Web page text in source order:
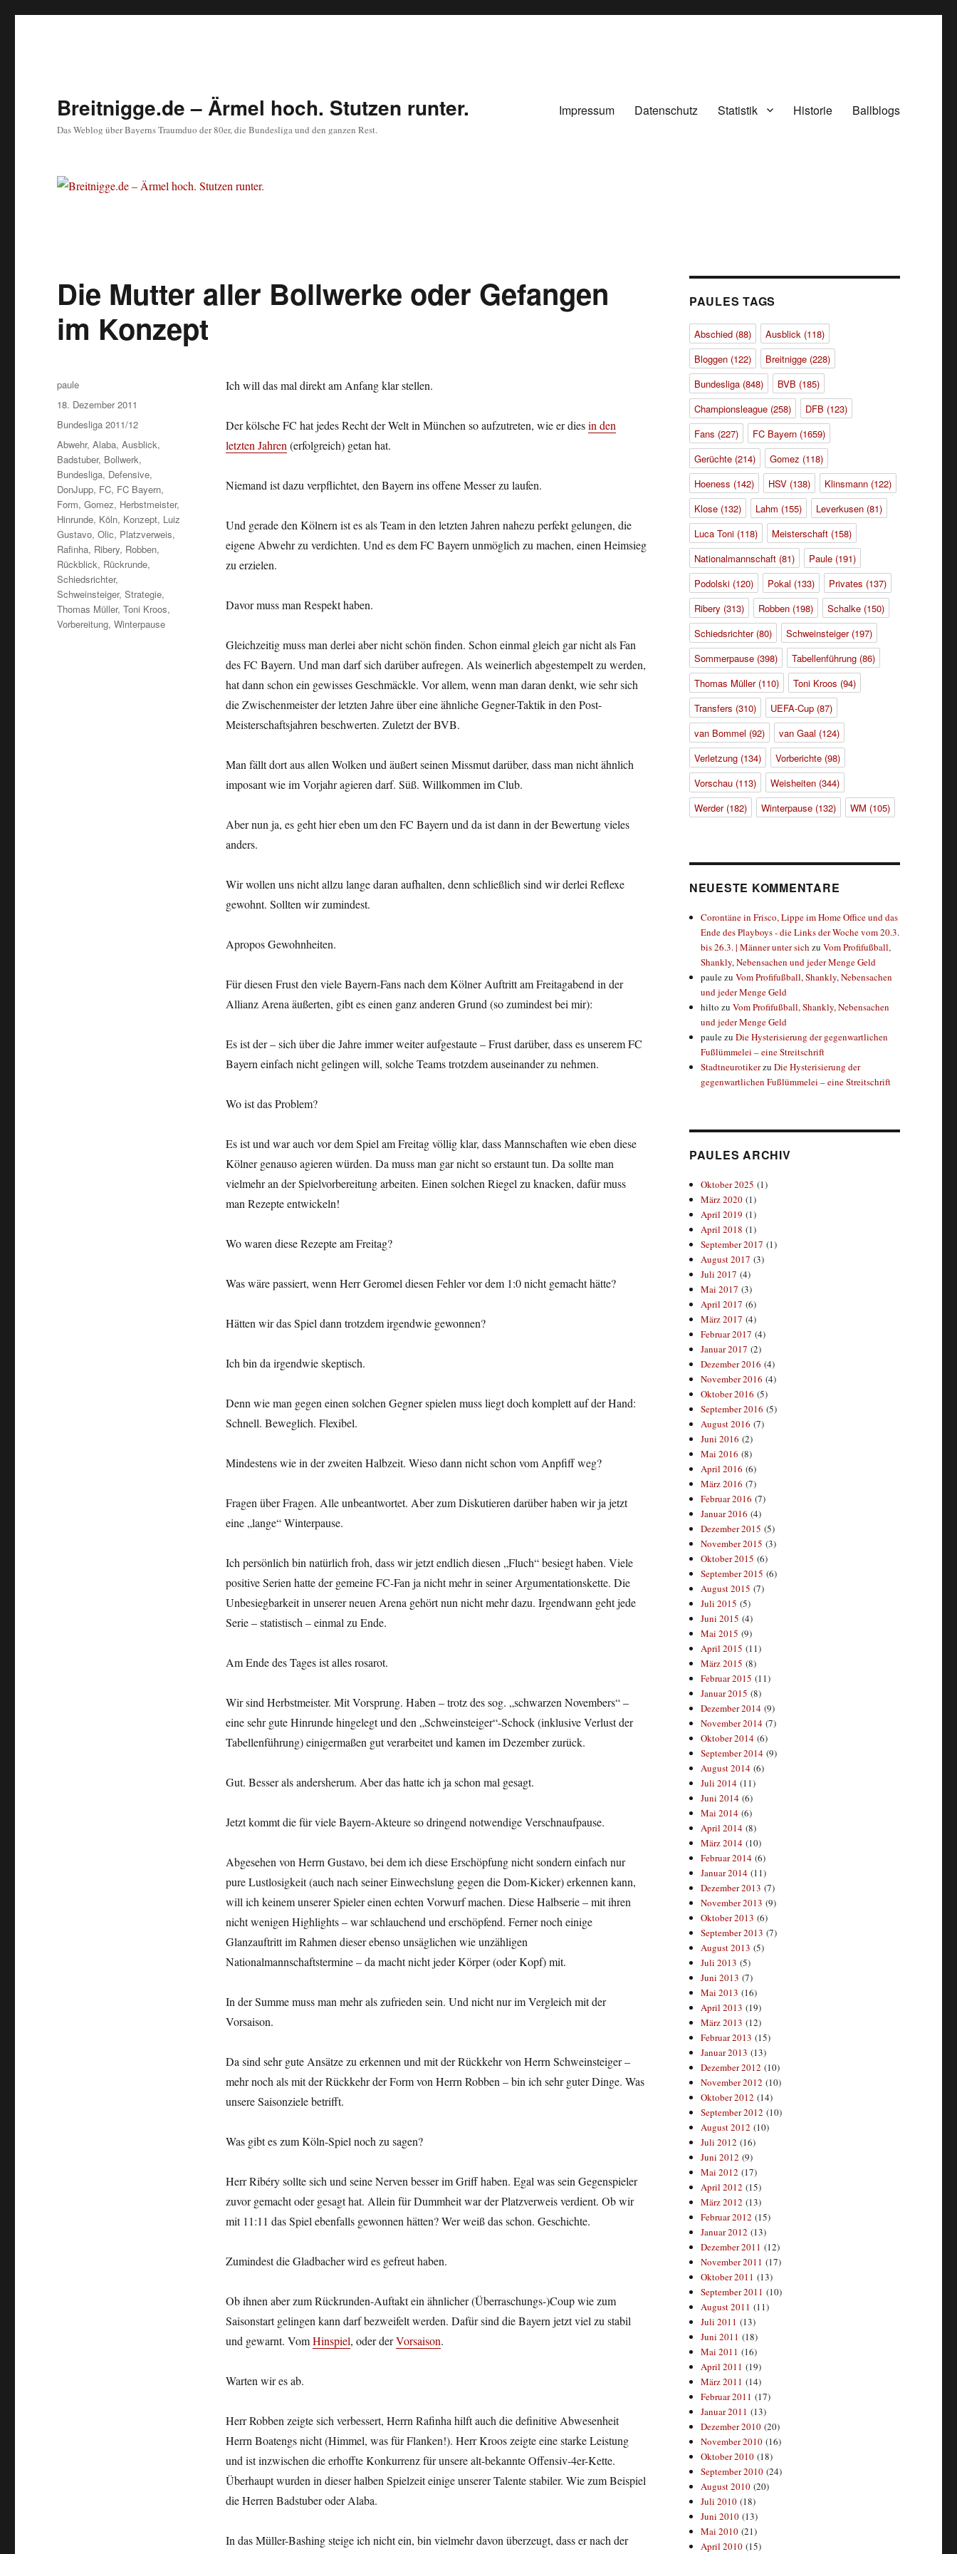
Breitnigge.de – Ärmel hoch. Stutzen runter.
Das Weblog über Bayerns Traumduo der 80er, die Bundesliga und den ganzen Rest.
Impressum Datenschutz Statistik Historie Ballblogs
Die Mutter aller Bollwerke oder Gefangen
im Konzept
Ich will das mal direkt am Anfang klar stellen.
Der kölsche FC hat jedes Recht der Welt in München so aufzutreten, wie er diesin den
letzten Jahren(erfolgreich) getan hat.
Niemand ist dazu verpflichtet, den Bayern ins offene Messer zu laufen.
Und gerade den Kölnern ist es als Team in den letzten Jahren nahezu perfekt gelungen, die
eigene Abwehr zu verdichten. Und es dem FC Bayern unmöglich zu machen, einen Heimsieg
zu erzielen.
Davor muss man Respekt haben.
Gleichzeitig muss man derlei aber nicht schön finden. Schon einmal gleich gar nicht als Fan
des FC Bayern. Und man darf sich darüber aufregen. Als weinerlich abgestempelt zu werden,
hat dann schon ein gewisses Geschmäckle. Vor allem, wenn man daran denkt, wie sehr sich
die Zwischenmeister der letzten Jahre über eine ähnliche Gegner-Taktik in den Post-
Meisterschaftsjahren beschwerten. Zuletzt der BVB.
Man fällt dort aus allen Wolken und äußert seinen Missmut darüber, dass man nicht ähnlich
imposant wie im Vorjahr agieren darf. Süß. Willkommen im Club.
Aber nun ja, es geht hier eben um den FC Bayern und da ist dann in der Bewertung vieles
anders.
Wir wollen uns nicht allzu lange daran aufhalten, denn schließlich sind wir derlei Reflexe
gewohnt. Sollten wir zumindest.
Apropos Gewohnheiten.
Für diesen Frust den viele Bayern-Fans nach dem Kölner Auftritt am Freitagabend in der
Allianz Arena äußerten, gibt es einen ganz anderen Grund (so zumindest bei mir):
Es ist der – sich über die Jahre immer weiter aufgestaute – Frust darüber, dass es unserem FC
Bayern einfach nicht gelingen will, solche Teams trotzdem auseinander zu nehmen.
Wo ist das Problem?
Es ist und war auch vor dem Spiel am Freitag völlig klar, dass Mannschaften wie eben diese
Kölner genauso agieren würden. Da muss man gar nicht so erstaunt tun. Da sollte man
vielmehr an der Spielvorbereitung arbeiten. Einen solchen Riegel zu knacken, dafür muss
man Rezepte entwickeln!
Wo waren diese Rezepte am Freitag?
Was wäre passiert, wenn Herr Geromel diesen Fehler vor dem 1:0 nicht gemacht hätte?
Hätten wir das Spiel dann trotzdem irgendwie gewonnen?
Ich bin da irgendwie skeptisch.
Denn wie man gegen einen solchen Gegner spielen muss liegt doch komplett auf der Hand:
Schnell. Beweglich. Flexibel.
Mindestens wie in der zweiten Halbzeit. Wieso dann nicht schon vom Anpfiff weg?
Fragen über Fragen. Alle unbeantwortet. Aber zum Diskutieren darüber haben wir ja jetzt
eine „lange“ Winterpause.
Ich persönlich bin natürlich froh, dass wir jetzt endlich diesen „Fluch“ besiegt haben. Viele
positive Serien hatte der gemeine FC-Fan ja nicht mehr in seiner Argumentationskette. Die
Unbesiegbarkeit in unserer neuen Arena gehört nun nicht mehr dazu. Irgendwann geht jede
Serie – statistisch – einmal zu Ende.
Am Ende des Tages ist alles rosarot.
Wir sind Herbstmeister. Mit Vorsprung. Haben – trotz des sog. „schwarzen Novembers“ –
eine sehr gute Hinrunde hingelegt und den „Schweinsteiger“-Schock (inklusive Verlust der
Tabellenführung) einigermaßen gut verarbeitet und kamen im Dezember zurück.
Gut. Besser als andersherum. Aber das hatte ich ja schon mal gesagt.
Jetzt kommt die für viele Bayern-Akteure so dringend notwendige Verschnaufpause.
Abgesehen von Herrn Gustavo, bei dem ich diese Erschöpfung nicht sondern einfach nur
pure Lustlosigkeit (auch nach seiner Einwechslung gegen die Dom-Kicker) erkennen kann,
will ich keinem unserer Spieler einen echten Vorwurf machen. Diese Halbserie – mit ihren
nicht wenigen Highlights – war schlauchend und erschöpfend. Ferner noch einige
Glanzauftritt im Rahmen dieser ebenso unsäglichen wie unzähligen
Nationalmannschaftstermine – da macht nicht jeder Körper (oder Kopf) mit.
In der Summe muss man mehr als zufrieden sein. Und nicht nur im Vergleich mit der
Vorsaison.
Da sind sehr gute Ansätze zu erkennen und mit der Rückkehr von Herrn Schweinsteiger –
mehr noch als mit der Rückkehr der Form von Herrn Robben – bin ich sehr guter Dinge. Was
unsere Saisonziele betrifft.
Was gibt es zum Köln-Spiel noch zu sagen?
Herr Ribéry sollte sich und seine Nerven besser im Griff haben. Egal was sein Gegenspieler
zuvor gemacht oder gesagt hat. Allein für Dummheit war der Platzverweis verdient. Ob wir
mit 11:11 das Spiel ebenfalls gewonnen hätten? Wer weiß das schon. Geschichte.
Zumindest die Gladbacher wird es gefreut haben.
Ob ihnen aber zum Rückrunden-Auftakt ein ähnlicher (Überraschungs-)Coup wie zum
Saisonstart gelingen kann darf bezweifelt werden. Dafür sind die Bayern jetzt viel zu stabil
und gewarnt. VomHinspiel, oder derVorsaison.
Warten wir es ab.
Herr Robben zeigte sich verbessert, Herrn Rafinha hilft auch die definitive Abwesenheit
Herrn Boatengs nicht (Himmel, was für Flanken!). Herr Kroos zeigte eine starke Leistung
und ist inzwischen die erhoffte Konkurrenz für unsere alt-bekannte Offensiv-4er-Kette.
Überhaupt wurden in dieser halben Spielzeit einige unserer Talente stabiler. Wie zum Beispiel
die Herren Badstuber oder Alaba.
In das Müller-Bashing steige ich nicht ein, bin vielmehr davon überzeugt, dass er nach der
Autor
paule
Veröffentlicht
am
18. Dezember 2011
Kategorien
Bundesliga 2011/12
Schlagwörter
Abwehr,Alaba,Ausblick,
Badstuber, Bollwerk,
Bundesliga, Defensive,
DonJupp, FC, FC Bayern,
Form,Gomez, Herbstmeister,
Hinrunde, Köln, Konzept, Luiz
Gustavo,Olic, Platzverweis,
Rafinha, Ribery, Robben,
Rückblick, Rückrunde,
Schiedsrichter,
Schweinsteiger,Strategie,
Thomas Müller,Toni Kroos,
Vorbereitung,Winterpause
PAULES TAGS
Abschied(88) Ausblick(118)
Bloggen(122) Breitnigge(228)
Bundesliga(848) BVB (185)
Championsleague(258) DFB (123)
Fans (227) FC Bayern(1659)
Gerüchte(214) Gomez (118)
Hoeness (142) HSV(138) Klinsmann(122)
Klose(132) Lahm (155) Leverkusen(81)
Luca Toni(118) Meisterschaft(158)
Nationalmannschaft(81) Paule(191)
Podolski(120) Pokal (133) Privates (137)
Ribery (313) Robben(198) Schalke(150)
Schiedsrichter(80) Schweinsteiger(197)
Sommerpause(398) Tabellenführung(86)
Thomas Müller(110) Toni Kroos (94)
Transfers (310) UEFA-Cup(87)
van Bommel (92) van Gaal (124)
Verletzung(134) Vorberichte(98)
Vorschau(113) Weisheiten(344)
Werder(182) Winterpause(132) WM (105)
NEUESTE KOMMENTARE
Corontäne in Frisco, Lippe im Home Office und das
Ende des Playboys - die Links der Woche vom 20.3.
bis 26.3. | Männer unter sich zuVom Profifußball,
Shankly, Nebensachen und jeder Menge Geld
paulezuVom Profifußball, Shankly, Nebensachen
und jeder Menge Geld
hilto zuVom Profifußball, Shankly, Nebensachen
und jeder Menge Geld
paulezuDie Hysterisierung der gegenwartlichen
Fußlümmelei – eine Streitschrift
StadtneurotikerzuDie Hysterisierung der
gegenwartlichen Fußlümmelei – eine Streitschrift
PAULES ARCHIV
Oktober 2025 (1)
März 2020 (1)
April 2019 (1)
April 2018 (1)
September 2017 (1)
August 2017 (3)
Juli 2017 (4)
Mai 2017 (3)
April 2017 (6)
März 2017 (4)
Februar 2017 (4)
Januar 2017 (2)
Dezember 2016 (4)
November 2016 (4)
Oktober 2016 (5)
September 2016 (5)
August 2016 (7)
Juni 2016 (2)
Mai 2016 (8)
April 2016 (6)
März 2016 (7)
Februar 2016 (7)
Januar 2016 (4)
Dezember 2015 (5)
November 2015 (3)
Oktober 2015 (6)
September 2015 (6)
August 2015 (7)
Juli 2015 (5)
Juni 2015 (4)
Mai 2015 (9)
April 2015 (11)
März 2015 (8)
Februar 2015 (11)
Januar 2015 (8)
Dezember 2014 (9)
November 2014 (7)
Oktober 2014 (6)
September 2014 (9)
August 2014 (6)
Juli 2014 (11)
Juni 2014 (6)
Mai 2014 (6)
April 2014 (8)
März 2014 (10)
Februar 2014 (6)
Januar 2014 (11)
Dezember 2013 (7)
November 2013 (9)
Oktober 2013 (6)
September 2013 (7)
August 2013 (5)
Juli 2013 (5)
Juni 2013 (7)
Mai 2013 (16)
April 2013 (19)
März 2013 (12)
Februar 2013 (15)
Januar 2013 (13)
Dezember 2012 (10)
November 2012 (10)
Oktober 2012 (14)
September 2012 (10)
August 2012 (10)
Juli 2012 (16)
Juni 2012 (9)
Mai 2012 (17)
April 2012 (15)
März 2012 (13)
Februar 2012 (15)
Januar 2012 (13)
Dezember 2011 (12)
November 2011 (17)
Oktober 2011 (13)
September 2011 (10)
August 2011 (11)
Juli 2011 (13)
Juni 2011 (18)
Mai 2011 (16)
April 2011 (19)
März 2011 (14)
Februar 2011 (17)
Januar 2011 (13)
Dezember 2010 (20)
November 2010 (16)
Oktober 2010 (18)
September 2010 (24)
August 2010 (20)
Juli 2010 (18)
Juni 2010 (13)
Mai 2010 (21)
April 2010 (15)